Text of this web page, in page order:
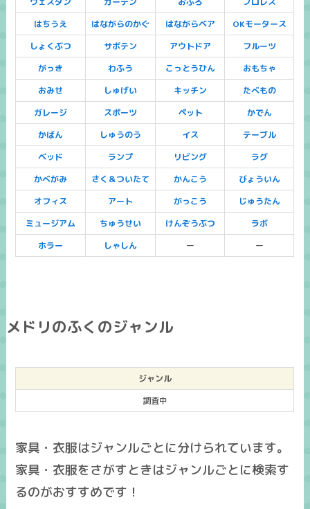
はちうえ
はながらのかぐ はながらベア
OKモータース
しょくぶつ
サボテン アウトドア
フルーツ
がっき
わふう こっとうひん
おもちゃ
おみせ
しゅげい キッチン
たべもの
ガレージ
スポーツ ペット
かでん
かばん
しゅうのう イス
テーブル
ベッド
ランプ リビング
ラグ
かべがみ
さく＆ついたて かんこう
びょういん
オフィス
アート がっこう
じゅうたん
ミュージアム
ちゅうせい けんぞうぶつ
ラボ
ホラー
しゃしん ー ー
メドリのふくのジャンル
ジャンル
調査中
家具・衣服はジャンルごとに分けられています。
家具・衣服をさがすときはジャンルごとに検索す
るのがおすすめです！